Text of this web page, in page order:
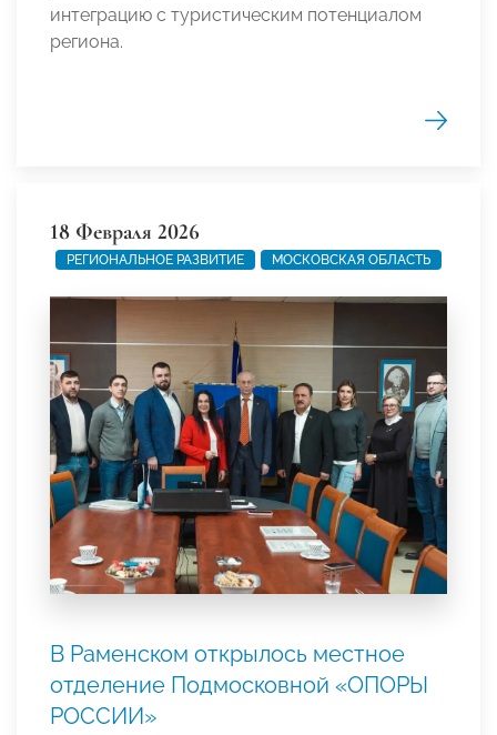
интеграцию с туристическим потенциалом
региона.
18 Февраля 2026
РЕГИОНАЛЬНОЕ РАЗВИТИЕ МОСКОВСКАЯ ОБЛАСТЬ
В Раменском открылось местное
отделение Подмосковной «ОПОРЫ
РОССИИ»